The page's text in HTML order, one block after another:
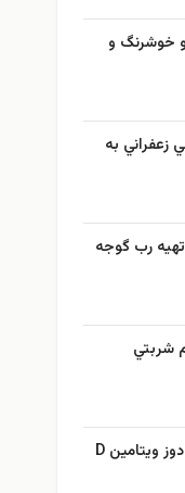
خوشرنگ و
زعفراني به
رب گوجه
شربتي
میزان صحیح مصرف دوز ویتامین D